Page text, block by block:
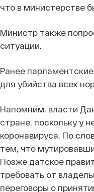
что в министерстве
Министр также
ситуации.
Ранее
для убийства всех
Напомним, власти
стране, поскольку у
коронавируса. По
тем, что
Позже датское
требовать от
переговоры о